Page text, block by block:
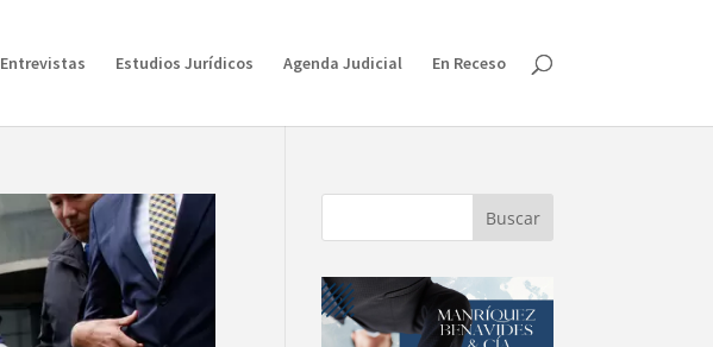
Entrevistas Estudios Jurídicos Agenda Judicial En Receso